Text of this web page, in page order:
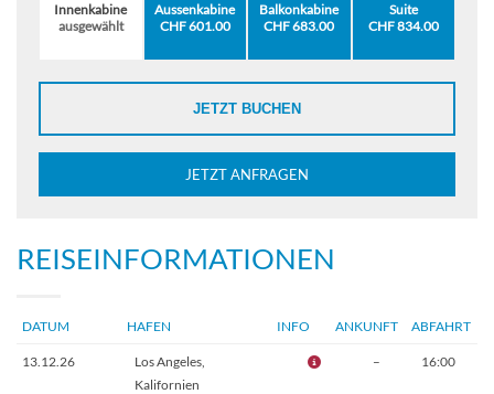
Innenkabine
ausgewählt
Aussenkabine
CHF 601.00
Balkonkabine
CHF 683.00
Suite
CHF 834.00
JETZT BUCHEN
JETZT ANFRAGEN
REISEINFORMATIONEN
DATUM HAFEN INFO ANKUNFT ABFAHRT
13.12.26
Los Angeles,
Kalifornien
– 16:00